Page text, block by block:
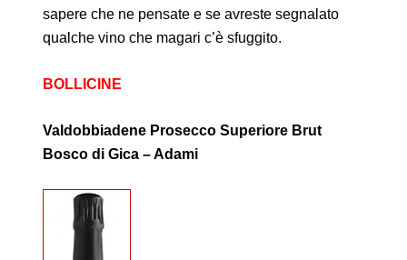
sapere che ne pensate e se avreste segnalato
qualche vino che magari c’è sfuggito.
BOLLICINE
Valdobbiadene Prosecco Superiore Brut
Bosco di Gica – Adami